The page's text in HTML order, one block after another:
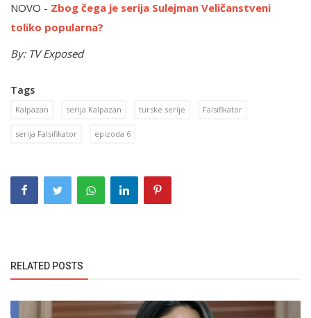
NOVO - Zbog čega je serija Sulejman Veličanstveni
toliko popularna?
By: TV Exposed
Tags
Kalpazan serija Kalpazan turske serije Falsifikator
serija Falsifikator epizoda 6
RELATED POSTS